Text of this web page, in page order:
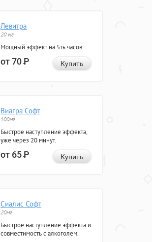
Левитра
20 мг
Мощный эффект на 5ть часов.
от 70Р Купить
Виагра Софт
100мг
Быстрое наступление эффекта,
уже через 20 минут.
от 65Р Купить
Сиалис Софт
20мг
Быстрое наступление эффекта и
совместимость с алкоголем.